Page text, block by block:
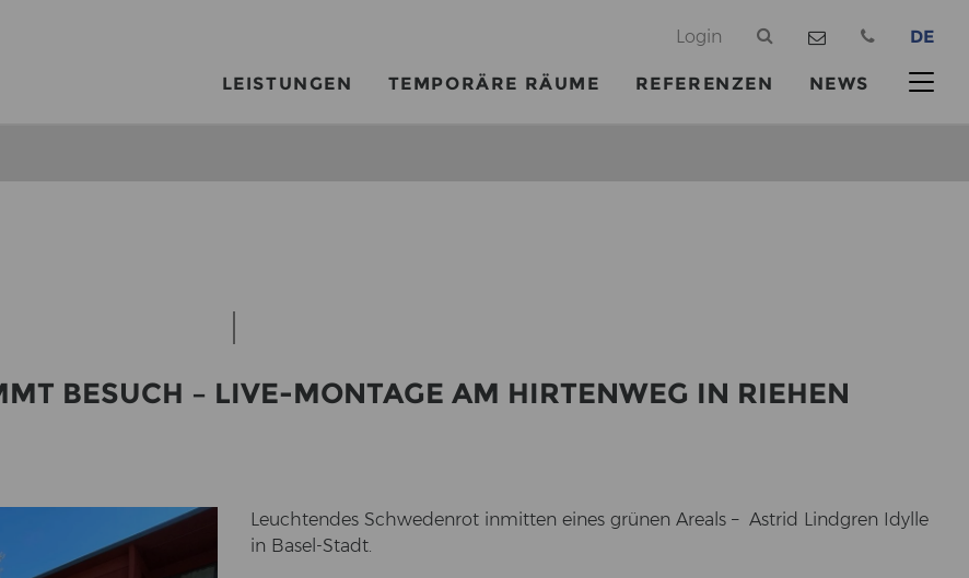
DE
Login
LEISTUNGEN TEMPORÄRE RÄUME REFERENZEN NEWS
BE­SUCH – LIVE-​MONTAGE AM HIR­TEN­WEG IN RIE­HEN
Leuch­ten­des Schwe­den­rot in­mit­ten eines grü­nen Are­als – As­trid Lind­gren Idyl­le
in Basel-​Stadt.